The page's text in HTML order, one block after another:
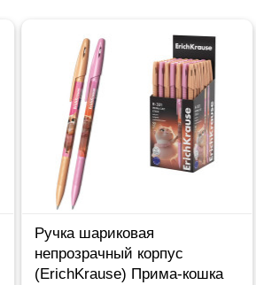
Ручка шариковая
непрозрачный корпус
(ErichKrause) Прима-кошка